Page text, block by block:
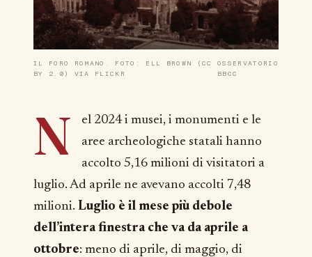
IL FORO ROMANO. FOTO: ELL BROWN (CC
BY 2.0) VIA FLICKR
OSSERVATORIO
BBCC
N
el 2024 i musei, i monumenti e le
aree archeologiche statali hanno
accolto 5,16 milioni di visitatori a
luglio. Ad aprile ne avevano accolti 7,48
milioni. Luglio è il mese più debole
dell’intera finestra che va da aprile a
ottobre: meno di aprile, di maggio, di